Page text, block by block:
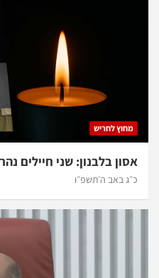
מחוץ לחריש
אסון בלבנון: שני חיילים
כ״ג באב ה׳תשפ״ו